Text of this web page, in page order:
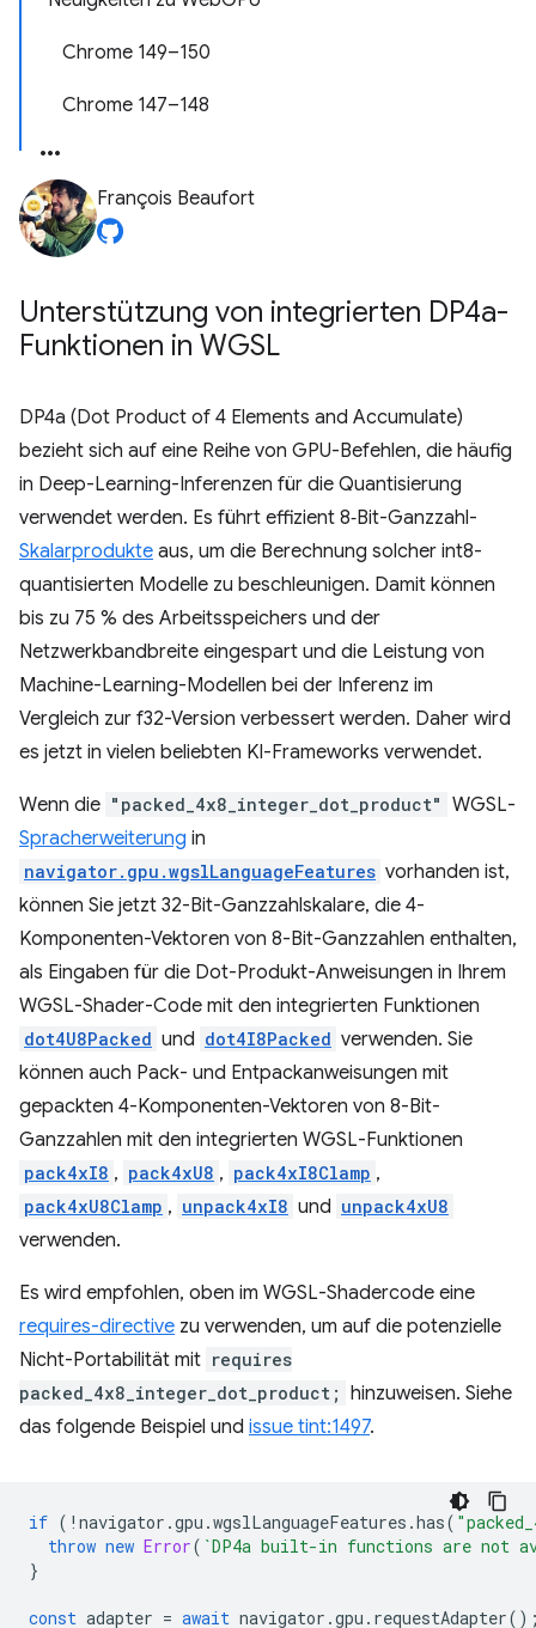
Chrome 149–150
Chrome 147–148
François Beaufort
Unterstützung von integrierten DP4a-
Funktionen in WGSL
DP4a (Dot Product of 4 Elements and Accumulate)
bezieht sich auf eine Reihe von GPU-Befehlen, die häufig
in Deep-Learning-Inferenzen für die Quantisierung
verwendet werden. Es führt effizient 8‑Bit-Ganzzahl-
Skalarprodukte aus, um die Berechnung solcher int8-
quantisierten Modelle zu beschleunigen. Damit können
bis zu 75 % des Arbeitsspeichers und der
Netzwerkbandbreite eingespart und die Leistung von
Machine-Learning-Modellen bei der Inferenz im
Vergleich zur f32-Version verbessert werden. Daher wird
es jetzt in vielen beliebten KI-Frameworks verwendet.
Wenn die "packed_4x8_integer_dot_product" WGSL-
Spracherweiterung in
navigator.gpu.wgslLanguageFeatures vorhanden ist,
können Sie jetzt 32-Bit-Ganzzahlskalare, die 4-
Komponenten-Vektoren von 8-Bit-Ganzzahlen enthalten,
als Eingaben für die Dot-Produkt-Anweisungen in Ihrem
WGSL-Shader-Code mit den integrierten Funktionen
dot4U8Packed und dot4I8Packed verwenden. Sie
können auch Pack- und Entpackanweisungen mit
gepackten 4-Komponenten-Vektoren von 8-Bit-
Ganzzahlen mit den integrierten WGSL-Funktionen
pack4xI8 , pack4xU8 , pack4xI8Clamp ,
pack4xU8Clamp , unpack4xI8 und unpack4xU8
verwenden.
Es wird empfohlen, oben im WGSL-Shadercode eine
requires-directive zu verwenden, um auf die potenzielle
Nicht-Portabilität mit requires
packed_4x8_integer_dot_product; hinzuweisen. Siehe
das folgende Beispiel und issue tint:1497.
if ( ! navigator .gpu .wgslLanguageFeatures .has(
throw new Error( `DP4a built-in functions are not
}
const adapter = await navigator .gpu . requestAdapter